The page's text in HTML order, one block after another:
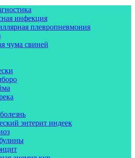
инфекция
плевропневмония
чума свиней
энтерит индеек